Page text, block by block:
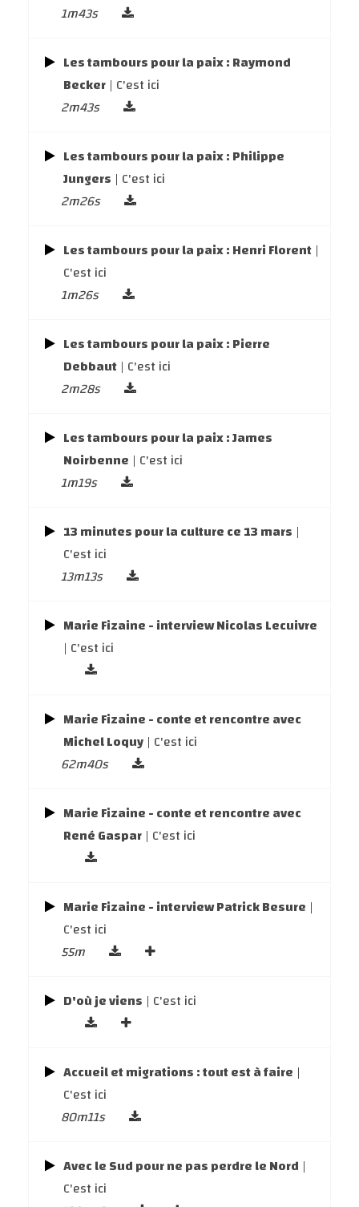
1m43s
Les tambours pour la paix : Raymond
Becker | C'est ici
2m43s
Les tambours pour la paix : Philippe
Jungers | C'est ici
2m26s
Les tambours pour la paix : Henri Florent |
C'est ici
1m26s
Les tambours pour la paix : Pierre
Debbaut | C'est ici
2m28s
Les tambours pour la paix : James
Noirbenne | C'est ici
1m19s
13 minutes pour la culture ce 13 mars |
C'est ici
13m13s
Marie Fizaine - interview Nicolas Lecuivre
| C'est ici
Marie Fizaine - conte et rencontre avec
Michel Loquy | C'est ici
62m40s
Marie Fizaine - conte et rencontre avec
René Gaspar | C'est ici
Marie Fizaine - interview Patrick Besure |
C'est ici
55m
D'où je viens | C'est ici
Accueil et migrations : tout est à faire |
C'est ici
80m11s
Avec le Sud pour ne pas perdre le Nord |
C'est ici